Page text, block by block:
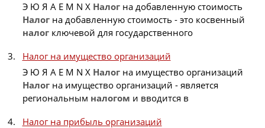
Э Ю Я A E M N X Налогна добавленную стоимость
Налогна добавленную стоимость - это косвенный
налогключевой для государственного
Налог на имущество организаций
Э Ю Я A E M N X Налогна имущество организаций
Налогна имущество организаций - является
региональным налогом и вводится в
Налог на прибыль организаций